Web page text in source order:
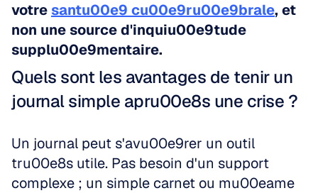
votre santu00e9 cu00e9ru00e9brale, et
non une source d'inquiu00e9tude
supplu00e9mentaire.
Quels sont les avantages de tenir un
journal simple apru00e8s une crise ?
Un journal peut s'avu00e9rer un outil
tru00e8s utile. Pas besoin d'un support
complexe ; un simple carnet ou mu00eame